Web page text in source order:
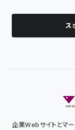
ス
企業Webサイトとマ